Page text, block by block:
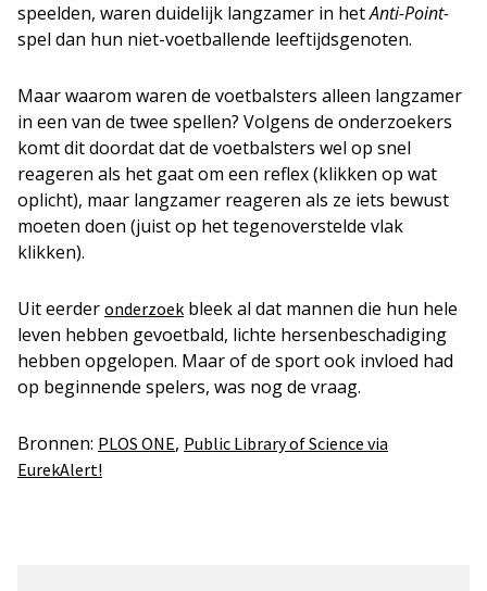
speelden, waren duidelijk langzamer in hetAnti-Point-
spel dan hun niet-voetballende leeftijdsgenoten.
Maar waarom waren de voetbalsters alleen langzamer
in een van de twee spellen? Volgens de onderzoekers
komt dit doordat dat de voetbalsters wel op snel
reageren als het gaat om een reflex (klikken op wat
oplicht), maar langzamer reageren als ze iets bewust
moeten doen (juist op het tegenoverstelde vlak
klikken).
Uit eerder onderzoek bleek al dat mannen die hun hele
leven hebben gevoetbald, lichte hersenbeschadiging
hebben opgelopen. Maar of de sport ook invloed had
op beginnende spelers, was nog de vraag.
Bronnen: PLOS ONE, Public Library of Science via
EurekAlert!